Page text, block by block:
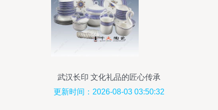
武汉长印 文化礼品的匠心传承
更新时间：2026-08-03 03:50:32